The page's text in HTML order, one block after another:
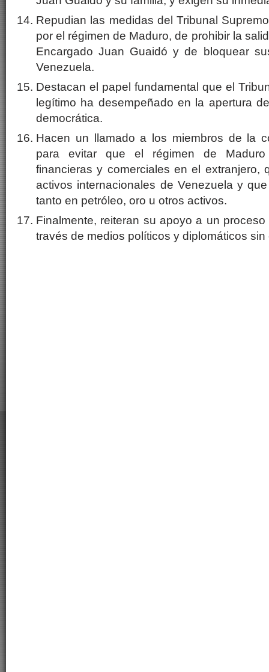
Repudian las medidas del Tribunal
por el régimen de Maduro, de prohibir la
Encargado Juan Guaidó y de bloquear
Venezuela.
Destacan el papel fundamental que el
legítimo ha desempeñado en la apertura
democrática.
Hacen un llamado a los miembros de la
para evitar que el régimen de Maduro
financieras y comerciales en el extranjero,
activos internacionales de Venezuela y
tanto en petróleo, oro u otros activos.
Finalmente, reiteran su apoyo a un
través de medios políticos y diplomáticos